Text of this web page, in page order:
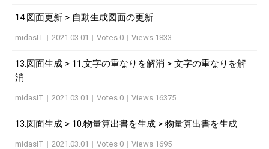
14.図面更新 > 自動生成図面の更新
midasIT | 2021.03.01 | Votes 0 | Views 1833
13.図面生成 > 11.文字の重なりを解消 > 文字の重なりを解
消
midasIT | 2021.03.01 | Votes 0 | Views 16375
13.図面生成 > 10.物量算出書を生成 > 物量算出書を生成
midasIT | 2021.03.01 | Votes 0 | Views 1695